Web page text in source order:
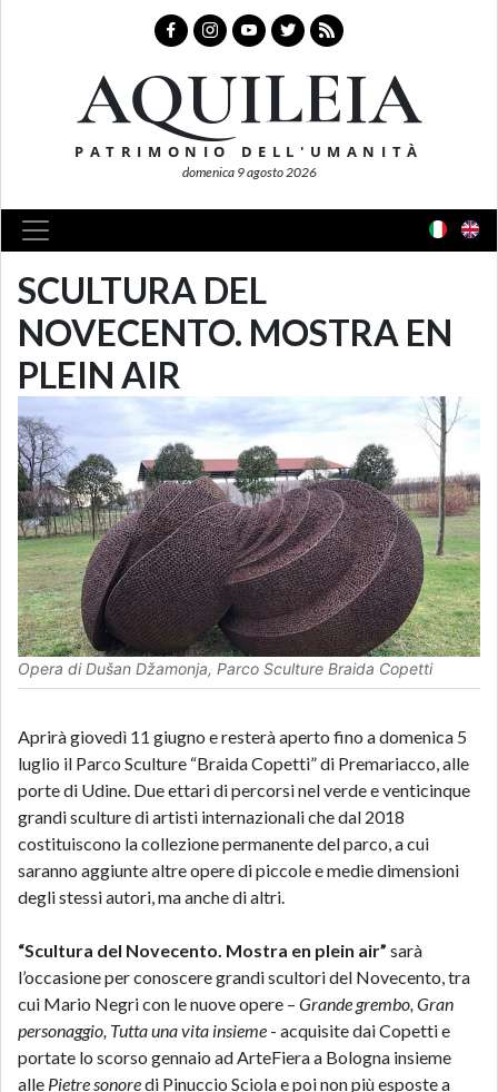
AQUILEIA
PATRIMONIO DELL'UMANITÀ
domenica 9 agosto 2026
SCULTURA DEL
NOVECENTO. MOSTRA EN
PLEIN AIR
Opera di Dušan Džamonja, Parco Sculture Braida Copetti
Aprirà giovedì 11 giugno e resterà aperto fino a domenica 5
luglio il Parco Sculture “Braida Copetti” di Premariacco, alle
porte di Udine. Due ettari di percorsi nel verde e venticinque
grandi sculture di artisti internazionali che dal 2018
costituiscono la collezione permanente del parco, a cui
saranno aggiunte altre opere di piccole e medie dimensioni
degli stessi autori, ma anche di altri.
“Scultura del Novecento. Mostra en plein air” sarà
l’occasione per conoscere grandi scultori del Novecento, tra
cui Mario Negri con le nuove opere – Grande grembo, Gran
personaggio, Tutta una vita insieme - acquisite dai Copetti e
portate lo scorso gennaio ad ArteFiera a Bologna insieme
alle Pietre sonoredi Pinuccio Sciola e poi non più esposte a